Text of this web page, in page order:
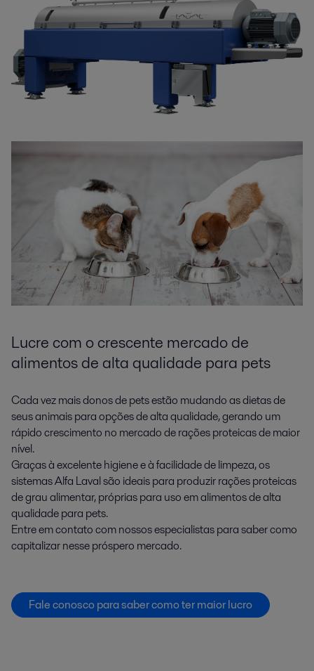
Lucre com o crescente mercado de
alimentos de alta qualidade para pets
Cada vez mais donos de pets estão mudando as dietas de
seus animais para opções de alta qualidade, gerando um
rápido crescimento no mercado de rações proteicas de maior
nível.
Graças à excelente higiene e à facilidade de limpeza, os
sistemas Alfa Laval são ideais para produzir rações proteicas
de grau alimentar, próprias para uso em alimentos de alta
qualidade para pets.
Entre em contato com nossos especialistas para saber como
capitalizar nesse próspero mercado.
Fale conosco para saber como ter maior lucro